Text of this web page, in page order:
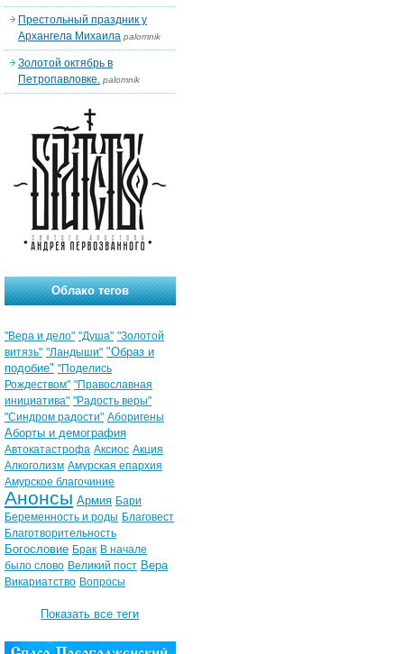
Престольный праздник у
Архангела Михаила palomnik
Золотой октябрь в
Петропавловке. palomnik
Облако тегов
"Вера и дело" "Душа" "Золотой
витязь" "Ландыши" "Образ и
подобие" "Поделись
Рождеством" "Православная
инициатива" "Радость веры"
"Синдром радости" Аборигены
Аборты и демография
Автокатастрофа Аксиос Акция
Алкоголизм Амурская епархия
Амурское благочиние
Анонсы Армия Бари
Беременность и роды Благовест
Благотворительность
Богословие Брак В начале
было слово Великий пост Вера
Викариатство Вопросы
Показать все теги